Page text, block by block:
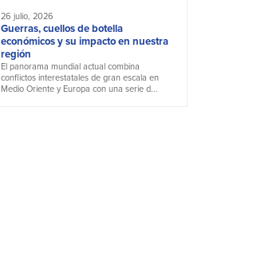
26 julio, 2026
Guerras, cuellos de botella
económicos y su impacto en nuestra
región
El panorama mundial actual combina
conflictos interestatales de gran escala en
Medio Oriente y Europa con una serie d...